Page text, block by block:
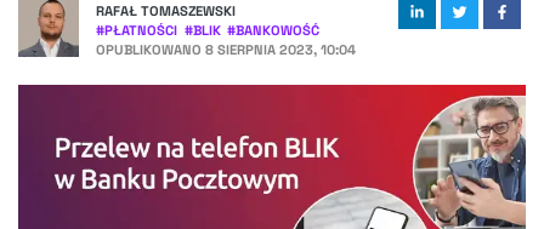
OKIEM EKSPERTA
RAFAŁ TOMASZEWSKI
#PŁATNOŚCI #BLIK #BANKOWOŚĆ
OPUBLIKOWANO 8 SIERPNIA 2023, 10:04